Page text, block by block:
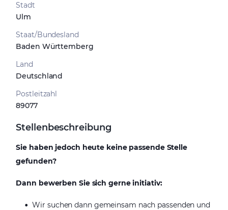
Stadt
Ulm
Staat/Bundesland
Baden Württemberg
Land
Deutschland
Postleitzahl
89077
Stellenbeschreibung
Sie haben jedoch heute keine passende Stelle
gefunden?
Dann bewerben Sie sich gerne initiativ:
Wir suchen dann gemeinsam nach passenden und